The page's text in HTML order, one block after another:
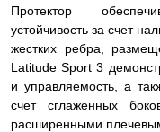
Протектор
устойчивость за счет
жестких ребра,
Latitude Sport 3
и управляемость, а
счет сглаженных
расширенными